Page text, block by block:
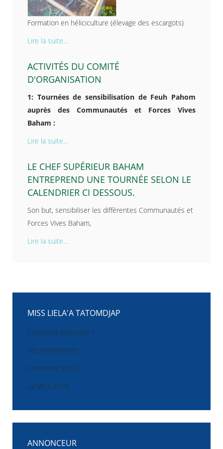
Formation en héliciculture (élevage des escargots)
Lire la suite...
ACTIVITÉS DU COMITÉ
D'ORGANISATION
1: Tournées de sensibilisation de Feuh Pahom
auprès des Communautés et Forces Vives
Baham :
Lire la suite...
LE CHEF SUPÉRIEUR BAHAM
ENTREPREND UNE TOURNÉE SELON LE
CALENDRIER CI DESSOUS.
Son but, sensibiliser les différentes Communautés et
Forces Vives Baham,
Lire la suite...
MISS LIELA'A TATOMDJAP
Comment participer ?
Les Nomminées
Comment voter ?
La Miss 2016
ANNONCEUR